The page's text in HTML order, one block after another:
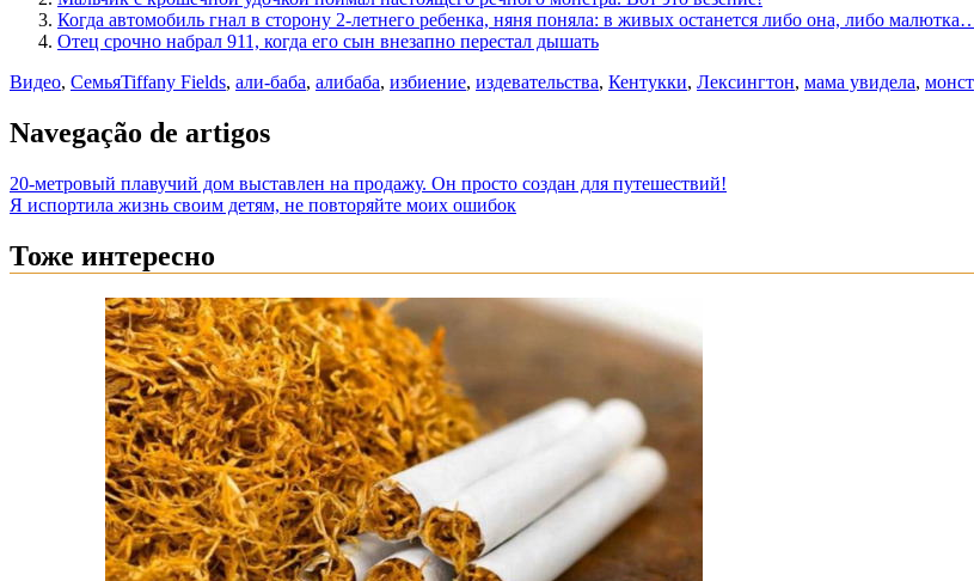
Когда автомобиль гнал в сторону 2-летнего ребенка, няня поняла: в живых останется либо она, либо
Отец срочно набрал 911, когда его сын внезапно перестал дышать
Видео, СемьяTiffany Fields, али-баба, алибаба, избиение, издевательства, Кентукки, Лексингтон, мама увидела,
Navegação de artigos
20-метровый плавучий дом выставлен на продажу. Он просто создан для путешествий!
Я испортила жизнь своим детям, не повторяйте моих ошибок
Тоже интересно